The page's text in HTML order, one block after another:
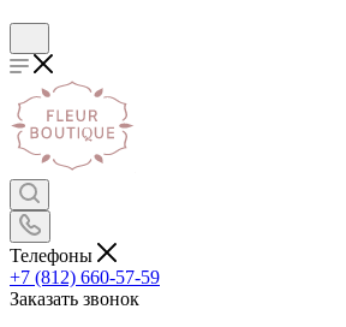
Телефоны
+7 (812) 660-57-59
Заказать звонок